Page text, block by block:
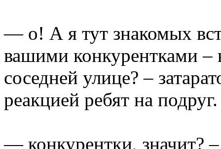
— о! А я тут знакомых
вашими конкурентками –
соседней улице? –
реакцией ребят на подруг.
— конкурентки, значит?